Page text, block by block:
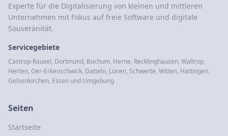
Experte für die Digitalisierung von kleinen und mittleren
Unternehmen mit Fokus auf freie Software und digitale
Souveränität.
Servicegebiete
Castrop-Rauxel, Dortmund, Bochum, Herne, Recklinghausen, Waltrop,
Herten, Oer-Erkenschwick, Datteln, Lünen, Schwerte, Witten, Hattingen,
Gelsenkirchen, Essen und Umgebung
Seiten
Startseite